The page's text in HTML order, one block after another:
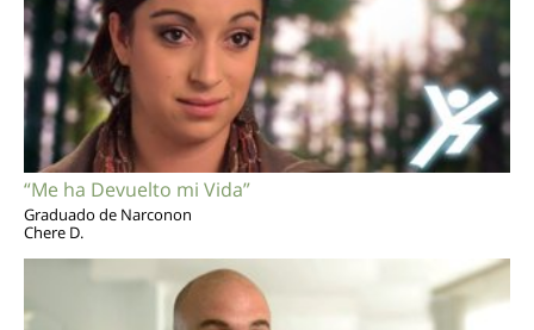
“Me ha Devuelto mi Vida”
Graduado de Narconon
Chere D.